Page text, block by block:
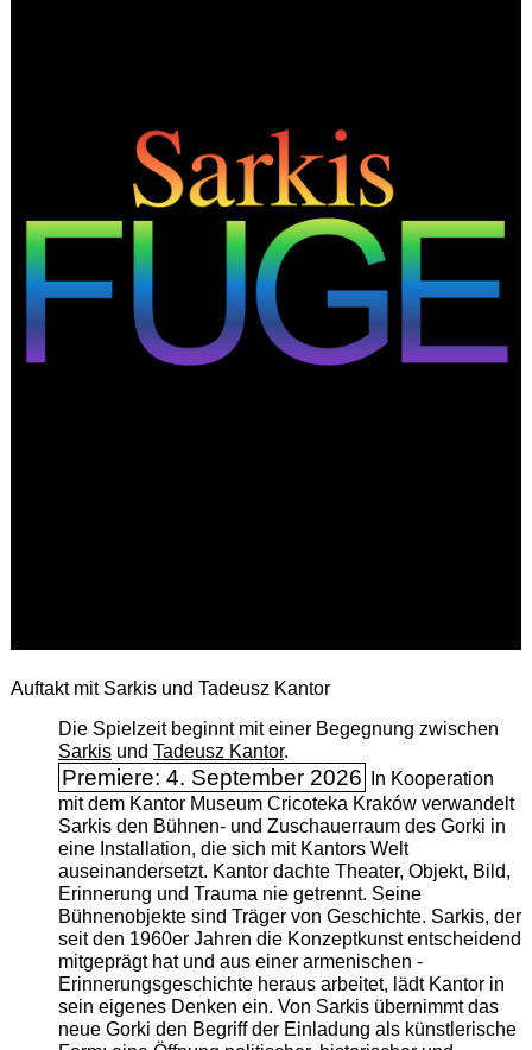
Auftakt mit Sarkis und Tadeusz Kantor
Die Spielzeit beginnt mit einer Begegnung zwischen
Sarkisund Tadeusz Kantor.
Premiere: 4. September 2026
In Kooperation
mit dem Kantor Museum Cricoteka Kraków verwandelt
Sarkis den Bühnen- und Zuschauerraum des Gorki in
eine Installation, die sich mit Kantors Welt
auseinandersetzt. Kantor dachte Theater, Objekt, Bild,
Erinnerung und Trauma nie getrennt. Seine
Bühnenobjekte sind Träger von Geschichte. Sarkis, der
seit den 1960er Jahren die Konzeptkunst entscheidend
mitgeprägt hat und aus einer armenischen ­
Erinnerungsgeschichte heraus arbeitet, lädt Kantor in
sein eigenes Denken ein. Von Sarkis übernimmt das
neue Gorki den Begriff der Einladung als künstlerische